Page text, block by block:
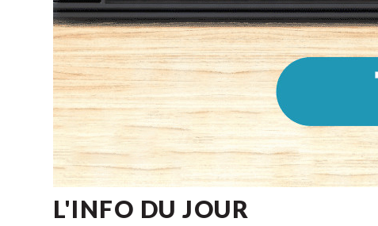
L'INFO DU JOUR